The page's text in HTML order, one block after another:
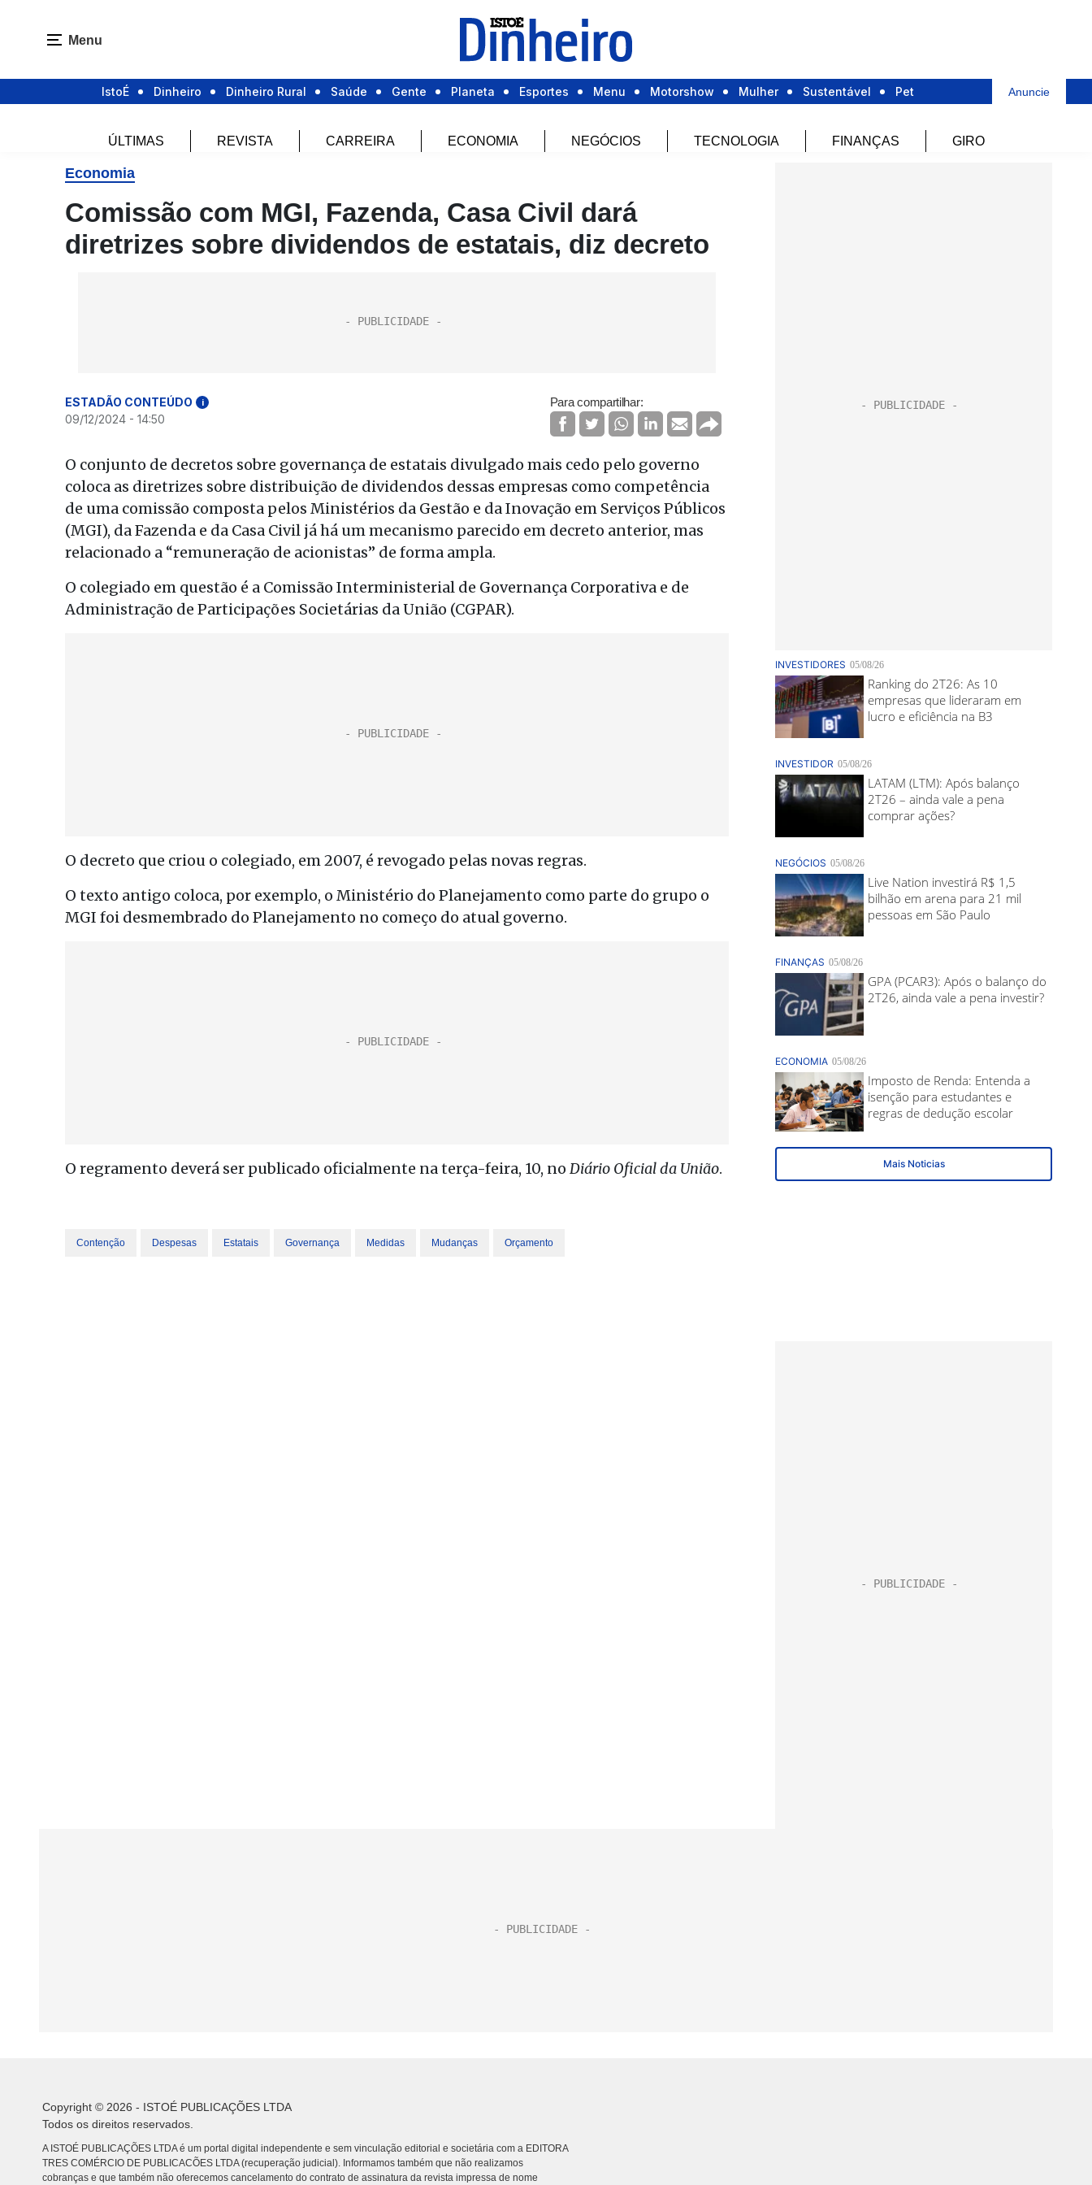
Menu
IstoÉ Dinheiro Dinheiro Rural Saúde Gente Planeta Esportes Menu Motorshow Mulher Sustentável Pet Anuncie
ÚLTIMAS REVISTA CARREIRA ECONOMIA NEGÓCIOS TECNOLOGIA FINANÇAS GIRO
Economia
Comissão com MGI, Fazenda, Casa Civil dará
diretrizes sobre dividendos de estatais, diz decreto
ESTADÃO CONTEÚDO i
09/12/2024 - 14:50
Para compartilhar:
O conjunto de decretos sobre governança de estatais divulgado mais cedo pelo governo
coloca as diretrizes sobre distribuição de dividendos dessas empresas como competência
de uma comissão composta pelos Ministérios da Gestão e da Inovação em Serviços Públicos
(MGI), da Fazenda e da Casa Civil já há um mecanismo parecido em decreto anterior, mas
relacionado a “remuneração de acionistas” de forma ampla.
O colegiado em questão é a Comissão Interministerial de Governança Corporativa e de
Administração de Participações Societárias da União (CGPAR).
O decreto que criou o colegiado, em 2007, é revogado pelas novas regras.
O texto antigo coloca, por exemplo, o Ministério do Planejamento como parte do grupo o
MGI foi desmembrado do Planejamento no começo do atual governo.
O regramento deverá ser publicado oficialmente na terça-feira, 10, no Diário Oficial da União.
Contenção Despesas Estatais Governança Medidas Mudanças Orçamento
Copyright © 2026 - ISTOÉ PUBLICAÇÕES LTDA
Todos os direitos reservados.
A ISTOÉ PUBLICAÇÕES LTDA é um portal digital independente e sem vinculação editorial e societária com a EDITORA
TRES COMÉRCIO DE PUBLICACÕES LTDA (recuperação judicial). Informamos também que não realizamos
cobranças e que também não oferecemos cancelamento do contrato de assinatura da revista impressa de nome